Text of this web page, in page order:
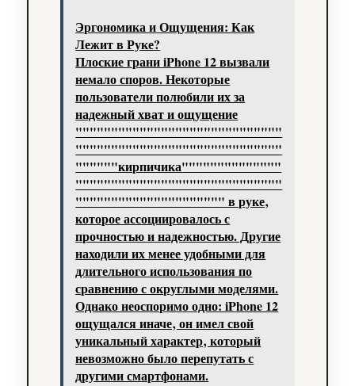
Эргономика и Ощущения: Как
Лежит в Руке?
Плоские грани iPhone 12 вызвали
немало споров. Некоторые
пользователи полюбили их за
надежный хват и ощущение
"""""""""""""""""""""""""""""
"""""""""""""""""""""""""""""
""""""кирпичика""""""""""""""
"""""""""""""""""""""""""""""
""""""""""""""""""""" в руке‚
которое ассоциировалось с
прочностью и надежностью. Другие
находили их менее удобными для
длительного использования по
сравнению с округлыми моделями.
Однако неоспоримо одно: iPhone 12
ощущался иначе‚ он имел свой
уникальный характер‚ который
невозможно было перепутать с
другими смартфонами.